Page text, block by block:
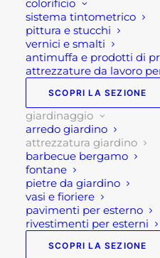
colorificio
sistema tintometrico
pittura e stucchi
vernici e smalti
antimuffa e prodotti di
attrezzature da lavoro
SCOPRI LA SEZIONE
giardinaggio
arredo giardino
attrezzatura giardino
barbecue bergamo
fontane
pietre da giardino
vasi e fioriere
pavimenti per esterno
rivestimenti per esterni
SCOPRI LA SEZIONE
Attrezzatura
Nei punti venditaRota
Ponte San Pietro e
di Bergamo, potrete
diattrezzi da giardinaggio
Infatti, da anni forniamo